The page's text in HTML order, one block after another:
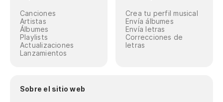
Canciones
Artistas
Álbumes
Playlists
Actualizaciones
Lanzamientos
Crea tu perfil musical
Envía álbumes
Envía letras
Correcciones de
letras
Sobre el sitio web